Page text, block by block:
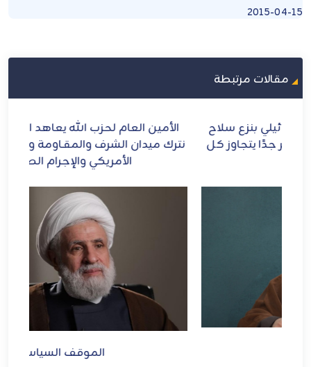
2015-04-15
مقالات مرتبطة
الأمين العام لحزب الله يعاهد الإمام الشهيد: لن
نترك ميدان الشرف والمقـاومة ومواجهة الطاغوت
الأمريكي والإجرام الصهيوني